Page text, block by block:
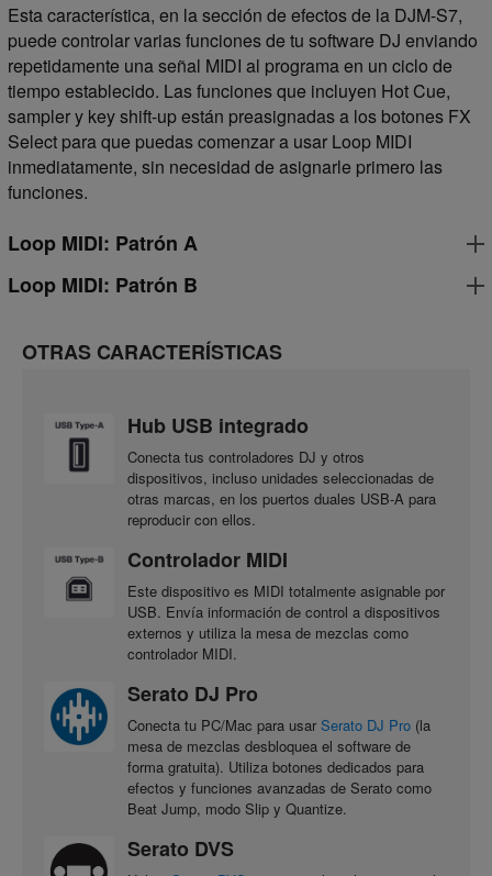
Esta característica, en la sección de efectos de la DJM-S7,
puede controlar varias funciones de tu software DJ enviando
repetidamente una señal MIDI al programa en un ciclo de
tiempo establecido. Las funciones que incluyen Hot Cue,
sampler y key shift-up están preasignadas a los botones FX
Select para que puedas comenzar a usar Loop MIDI
inmediatamente, sin necesidad de asignarle primero las
funciones.
Loop MIDI: Patrón A
Puedes crear un Build Up acortando gradualmente el ciclo
Loop MIDI: Patrón B
También puedes subir o bajar la clave de la pista 1 o 2 del
deck, activar la ranura del sampler 1 o Hot Cue 1 / A, o
silenciar el deck.
OTRAS CARACTERÍSTICAS
Hub USB integrado
Conecta tus controladores DJ y otros
dispositivos, incluso unidades seleccionadas de
otras marcas, en los puertos duales USB-A para
reproducir con ellos.
Controlador MIDI
Este dispositivo es MIDI totalmente asignable por
USB. Envía información de control a dispositivos
externos y utiliza la mesa de mezclas como
controlador MIDI.
Serato DJ Pro
Conecta tu PC/Mac para usar Serato DJ Pro (la
mesa de mezclas desbloquea el software de
forma gratuita). Utiliza botones dedicados para
efectos y funciones avanzadas de Serato como
Beat Jump, modo Slip y Quantize.
Serato DVS